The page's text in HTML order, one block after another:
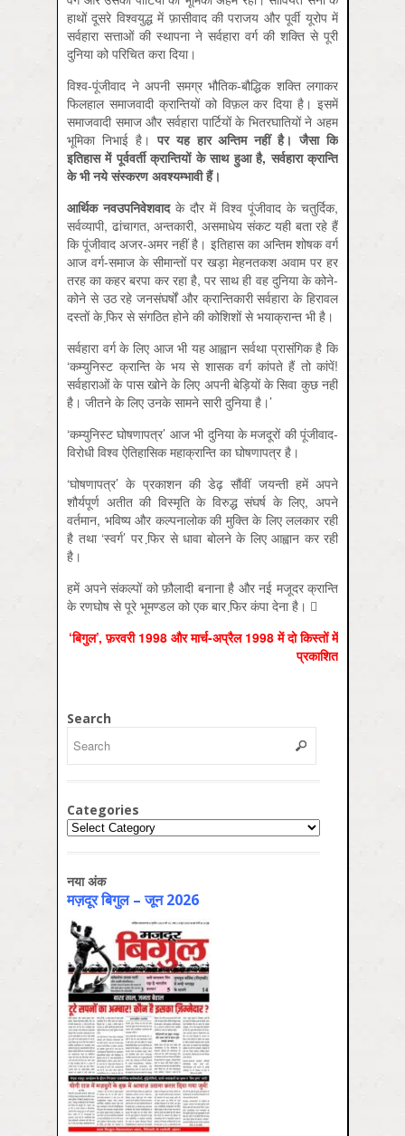
हाथों दूसरे विश्वयुद्ध में फ़ासीवाद की पराजय और पूर्वी यूरोप में
सर्वहारा सत्ताओं की स्थापना ने सर्वहारा वर्ग की शक्ति से पूरी
दुनिया को परिचित करा दिया।
विश्व-पूंजीवाद ने अपनी समग्र भौतिक-बौद्धिक शक्ति लगाकर
फि़लहाल समाजवादी क्रान्तियों को विफ़ल कर दिया है। इसमें
समाजवादी समाज और सर्वहारा पार्टियों के भितरघातियों ने अहम
भूमिका निभाई है।पर यह हार अन्तिम नहीं है। जैसा कि
इतिहास में पूर्ववर्ती क्रान्तियों के साथ हुआ है, सर्वहारा क्रान्ति
के भी नये संस्करण अवश्यम्भावी हैं।
आर्थिक नवउपनिवेशवादके दौर में विश्व पूंजीवाद के चतुर्दिक,
सर्वव्यापी, ढांचागत, अन्तकारी, असमाधेय संकट यही बता रहे हैं
कि पूंजीवाद अजर-अमर नहीं है। इतिहास का अन्तिम शोषक वर्ग
आज वर्ग-समाज के सीमान्तों पर खड़ा मेहनतकश अवाम पर हर
तरह का कहर बरपा कर रहा है, पर साथ ही वह दुनिया के कोने-
कोने से उठ रहे जनसंघर्षों और क्रान्तिकारी सर्वहारा के हिरावल
दस्तों के फि़र से संगठित होने की कोशिशों से भयाक्रान्त भी है।
सर्वहारा वर्ग के लिए आज भी यह आह्वान सर्वथा प्रासंगिक है कि
‘कम्युनिस्ट क्रान्ति के भय से शासक वर्ग कांपते हैं तो कांपें!
सर्वहाराओं के पास खोने के लिए अपनी बेड़ियों के सिवा कुछ नहीं
है। जीतने के लिए उनके सामने सारी दुनिया है।’
‘कम्युनिस्ट घोषणापत्र’ आज भी दुनिया के मजदूरों की पूंजीवाद-
विरोधी विश्व ऐतिहासिक महाक्रान्ति का घोषणापत्र है।
‘घोषणापत्र’ के प्रकाशन की डेढ़ सौंवीं जयन्ती हमें अपने
शौर्यपूर्ण अतीत की विस्मृति के विरुद्ध संघर्ष के लिए, अपने
वर्तमान, भविष्य और कल्पनालोक की मुक्ति के लिए ललकार रही
है तथा ‘स्वर्ग’ पर फि़र से धावा बोलने के लिए आह्वान कर रही
है।
हमें अपने संकल्पों को फ़ौलादी बनाना है और नई मजूदर क्रान्ति
के रणघोष से पूरे भूमण्डल को एक बार फि़र कंपा देना है। 
‘बिगुल’, फ़रवरी 1998 और मार्च-अप्रैल 1998 में दो किस्तों में
प्रकाशित
Search
Categories
Categories
नया अंक
मज़दूर बिगुल – जून 2026